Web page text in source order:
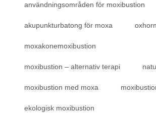
användningsområden för moxibustion
akupunkturbatong för moxa
moxakonemoxibustion
moxibustion – alternativ terapi
moxibustion med moxa
ekologisk moxibustion